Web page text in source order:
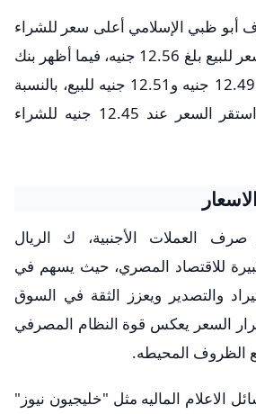
ظبي الإسلامي أعلى سعر للشراء
بقيمة 12.54 جنيه، وسعر للبيع بلغ 12.56 جنيه، فيما أظهر بنك
البركة سعر شراء بلغ 12.49 جنيه و12.51 جنيه للبيع، بالنسبة
لبنك قناة السويس، استقر السعر عند 12.45 جنيه للشراء
صرف العملات الأجنبية، ك الريال
للاقتصاد المصري، حيث يسهم في
والتصدير ويعزز الثقة في السوق
السعر يعكس قوة النظام المصرفي
الظروف المحيطه.
الاعلام الماليه مثل "خليجيون نيوز"